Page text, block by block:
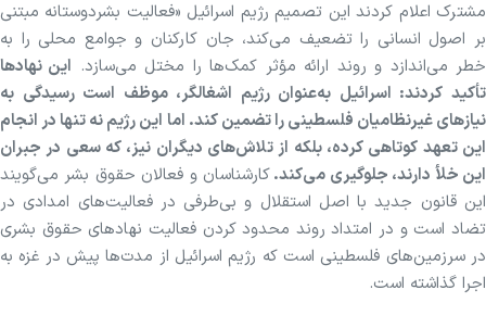
مشترک اعلام کردند این تصمیم رژیم اسرائیل «فعالیت بشردوستانه مبتنی
بر اصول انسانی را تضعیف می‌کند، جان کارکنان و جوامع محلی را به
خطر می‌اندازد و روند ارائه مؤثر کمک‌ها را مختل می‌سازد. این نهاد‌ها
تأکید کردند: اسرائیل به‌عنوان رژیم اشغالگر، موظف است رسیدگی به
نیاز‌های غیرنظامیان فلسطینی را تضمین کند. اما این رژیم نه تنها در انجام
این تعهد کوتاهی کرده، بلکه از تلاش‌های دیگران نیز، که سعی در جبران
این خلأ دارند، جلوگیری می‌کند.کارشناسان و فعالان حقوق بشر می‌گویند
این قانون جدید با اصل استقلال و بی‌طرفی در فعالیت‌های امدادی در
تضاد است و در امتداد روند محدود کردن فعالیت نهاد‌های حقوق بشری
در سرزمین‌های فلسطینی است که رژیم اسرائیل از مدت‌ها پیش در غزه به
اجرا گذاشته است.